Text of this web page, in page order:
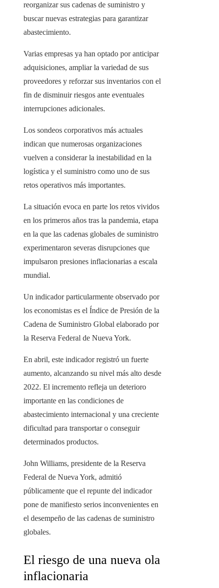
reorganizar sus cadenas de suministro y
buscar nuevas estrategias para garantizar
abastecimiento.
Varias empresas ya han optado por anticipar
adquisiciones, ampliar la variedad de sus
proveedores y reforzar sus inventarios con el
fin de disminuir riesgos ante eventuales
interrupciones adicionales.
Los sondeos corporativos más actuales
indican que numerosas organizaciones
vuelven a considerar la inestabilidad en la
logística y el suministro como uno de sus
retos operativos más importantes.
La situación evoca en parte los retos vividos
en los primeros años tras la pandemia, etapa
en la que las cadenas globales de suministro
experimentaron severas disrupciones que
impulsaron presiones inflacionarias a escala
mundial.
Un indicador particularmente observado por
los economistas es el Índice de Presión de la
Cadena de Suministro Global elaborado por
la Reserva Federal de Nueva York.
En abril, este indicador registró un fuerte
aumento, alcanzando su nivel más alto desde
2022. El incremento refleja un deterioro
importante en las condiciones de
abastecimiento internacional y una creciente
dificultad para transportar o conseguir
determinados productos.
John Williams, presidente de la Reserva
Federal de Nueva York, admitió
públicamente que el repunte del indicador
pone de manifiesto serios inconvenientes en
el desempeño de las cadenas de suministro
globales.
El riesgo de una nueva ola
inflacionaria